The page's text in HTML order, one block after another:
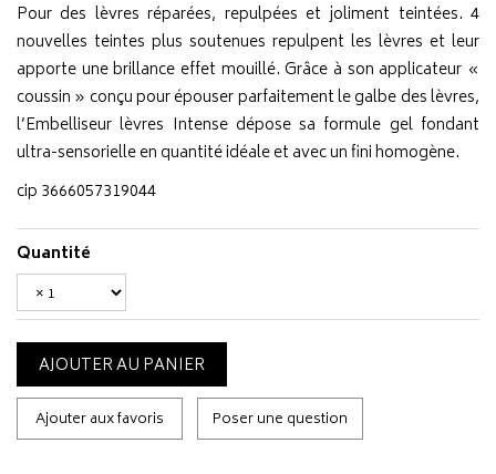
Pour des lèvres réparées, repulpées et joliment teintées. 4
nouvelles teintes plus soutenues repulpent les lèvres et leur
apporte une brillance effet mouillé. Grâce à son applicateur «
coussin » conçu pour épouser parfaitement le galbe des lèvres,
l’Embelliseur lèvres Intense dépose sa formule gel fondant
ultra-sensorielle en quantité idéale et avec un fini homogène.
cip 3666057319044
Quantité
AJOUTER AU PANIER
Ajouter aux favoris Poser une question